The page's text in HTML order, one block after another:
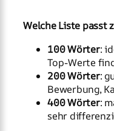
Welche Liste passt
100 Wörter:
Top-Werte
200 Wörter:
Bewerbung,
400 Wörter:
sehr